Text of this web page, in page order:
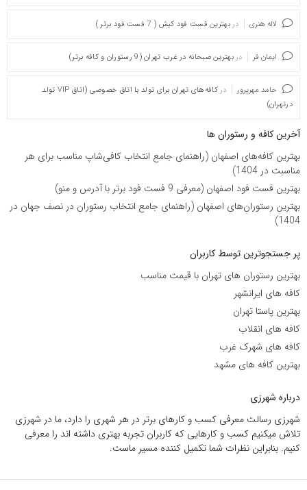
لاله هنری در بهترین فست فود کیش ( 7 فست فود برتر )
ایمان فر در بهترین صبحانه در غرب تهران (9 رستوران و کافه برتر)
حامد مهرپرور در
کافه‌های تهران برای تولد با اتاق خصوصی (اتاق VIP تولد
درتهران)
آخرین کافه و رستوران ها
بهترین کافه‌های اصفهان (راهنمای جامع انتخاب کافی‌شاپ مناسب برای هر
مناسبت در 1404)
بهترین فست فود اصفهان (معرفی 9 فست فود برتر با آدرس و منو)
بهترین رستوران‌های اصفهان (راهنمای جامع انتخاب رستوران در نصف جهان در
1404)
پر جستجوترین توسط کاربران
بهترین رستوران های تهران با قیمت مناسب
کافه های ایرانشهر
بهترین پاستا تهران
کافه های انقلاب
کافه های شهرک غرب
بهترین کافه های مشهد
درباره شهرزی
شهرزی رسالت معرفی کسب و کارهای برتر در هر شهری را دارد، ما در شهرزی
تلاش میکنیم کسب و کارهایی که کاربران تجربه بهتری داشته اند را معرفی
کنیم. بنابراین نظرات شما تکمیل کننده مسیر ماست.